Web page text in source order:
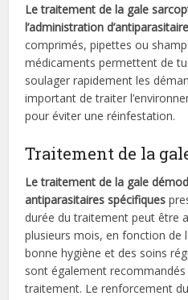
Le traitement de la gale
l’administration
comprimés, pipettes ou
médicaments permettent de
soulager rapidement les
important de traiter
pour éviter une réinfestation.
Traitement de la
Le traitement de la gale
antiparasitaires spécifiques
durée du traitement peut être
plusieurs mois, en fonction de
bonne hygiène et des soins
sont également
traitement. Le renforcement